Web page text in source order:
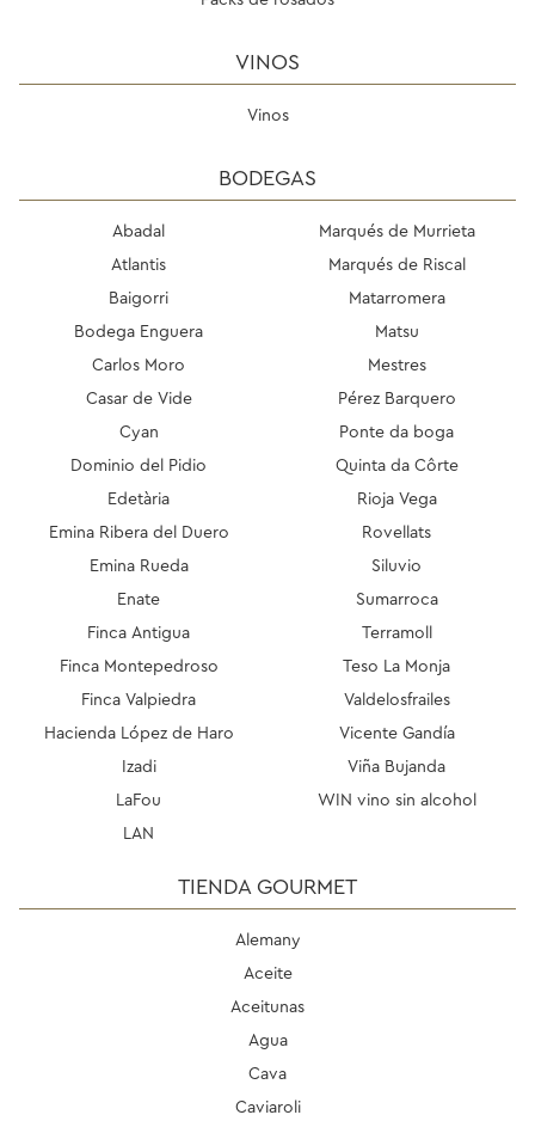
VINOS
Vinos
BODEGAS
Abadal
Atlantis
Baigorri
Bodega Enguera
Carlos Moro
Casar de Vide
Cyan
Dominio del Pidio
Edetària
Emina Ribera del Duero
Emina Rueda
Enate
Finca Antigua
Finca Montepedroso
Finca Valpiedra
Hacienda López de Haro
Izadi
LaFou
LAN
Marqués de Murrieta
Marqués de Riscal
Matarromera
Matsu
Mestres
Pérez Barquero
Ponte da boga
Quinta da Côrte
Rioja Vega
Rovellats
Siluvio
Sumarroca
Terramoll
Teso La Monja
Valdelosfrailes
Vicente Gandía
Viña Bujanda
WIN vino sin alcohol
TIENDA GOURMET
Alemany
Aceite
Aceitunas
Agua
Cava
Caviaroli